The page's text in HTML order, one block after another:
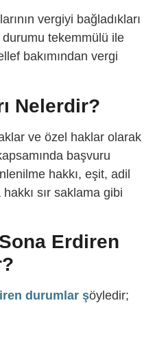
vergiyi bağladıkları
tekemmülü ile
bakımından vergi
Nelerdir?
ve özel haklar olarak
başvuru
hakkı, eşit, adil
sır saklama gibi
Erdiren
durumlar şöyledir;